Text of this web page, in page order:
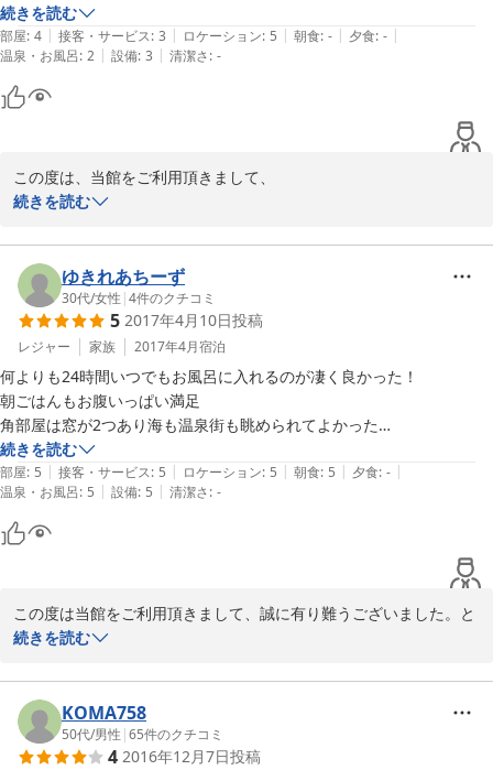
続きを読む
部屋: 4 | 接客・サービス: 3 | ロケーション: 5 | 朝食: - | 夕食: - |
温泉・お風呂: 2 | 設備: 3 | 清潔さ: -
この度は、当館をご利用頂きまして、
誠にありがとうございます。
今年のGWは大変良いお天気でしたので、ドライブされるにも、観
光されるにも大変良い思い出になったのではないでしょうか。
少しでも良き思い出のお手伝いをさせて頂けたのなら嬉しく思いま
す。
本当にありがとうございました。
またのお越しをスタッフ一同心よりお待ちしております。
2017-05-19
続きを読む
ゆきれあちーず
30代/女性 |4件のクチコミ
5 2017年4月10日投稿
レジャー 家族 2017年4月宿泊
何よりも24時間いつでもお風呂に入れるのが凄く良かった！
朝ごはんもお腹いっぱい満足
角部屋は窓が2つあり海も温泉街も眺められてよかった
またここに泊まりたいと思った
続きを読む
部屋: 5 | 接客・サービス: 5 | ロケーション: 5 | 朝食: 5 | 夕食: - |
温泉・お風呂: 5 | 設備: 5 | 清潔さ: -
この度は当館をご利用頂きまして、誠に有り難うございました。と
ても仲の良いご家族様。ほほえましい限りでございました。又のご
続きを読む
KOMA758
50代/男性 |65件のクチコミ
4 2016年12月7日投稿